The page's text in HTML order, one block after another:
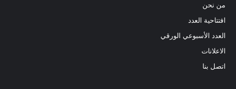
من نحن
افتتاحية العدد
العدد الأسبوعي الورقي
الاعلانات
اتصل بنا